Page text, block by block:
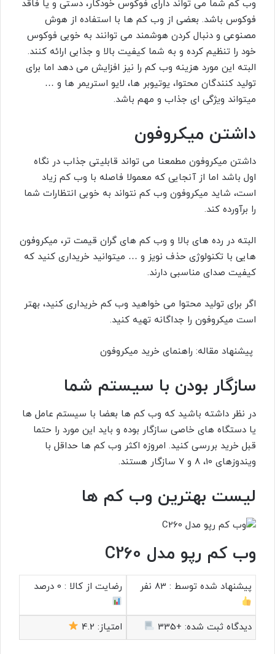
وب کم شما می تواند دارای فوکوس خودکار، دستی و یا فاقد
فوکوس باشد. بعضی از وب کم ها با استفاده از هوش
مصنوعی و دنبال کردن هوشمند می توانند به خوبی فوکوس
خود را تنظیم کرده و به شما کیفیت بالا و جذابی ارائه کنند.
البته این مورد هزینه وب کم را نیز افزایش می دهد اما برای
تولید کنندگان محتوا، یوتیوبر ها، لایو استریمر ها و …
میتواند ویژگی ای جذاب و مهم باشد.
داشتن میکروفون
داشتن میکروفون مطمعنا می تواند قابلیتی جذاب در نگاه
اول باشد اما از آنجایی که معمولا فاصله با وب کم زیاد
است، شاید میکروفون وب کم نتواند به خوبی انتظارات شما
را برآورده کند.
البته در رده های بالا و وب کم های گران قیمت تر، میکروفون
هایی با تکنولوژی حذف نویز و … میتوانید خریداری کنید که
کیفیت صدای مناسبی دارند.
اگر برای تولید محتوا می خواهید وب کم خریداری کنید، بهتر
است میکروفون را جداگانه تهیه کنید.
پیشنهاد مقاله: راهنمای خرید میکروفون
سازگار بودن با سیستم شما
در نظر داشته باشید که وب کم ها بعضا با سیستم عامل ها
یا دستگاه های خاصی سازگار بوده و باید این مورد را حتما
قبل خرید بررسی کنید. امروزه اکثر وب کم ها حداقل با
ویندوزهای 10، 8 و 7 سازگار هستند.
لیست بهترین وب کم ها
وب کم رپو مدل C260
پیشنهاد شده توسط : 83 نفر رضایت از کالا : 0 درصد
دیدگاه ثبت شده: +335 امتیاز: 4.2